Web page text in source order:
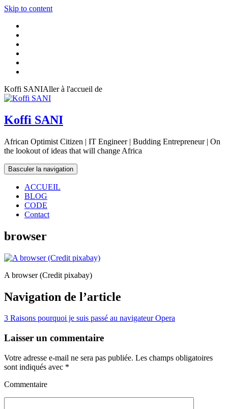
Skip to content
Koffi SANIAller à l'accueil de
Koffi SANI
African Optimist Citizen | IT Engineer | Budding Entrepreneur | On
the lookout of ideas that will change Africa
Basculer la navigation
ACCUEIL
BLOG
CODE
Contact
browser
A browser (Credit pixabay)
Navigation de l’article
3 Raisons pourquoi je suis passé au navigateur Opera
Laisser un commentaire
Votre adresse e-mail ne sera pas publiée. Les champs obligatoires
sont indiqués avec *
Commentaire